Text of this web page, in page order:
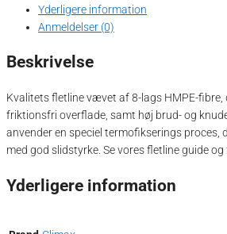
Yderligere information
Anmeldelser (0)
Beskrivelse
Kvalitets fletline vævet af 8-lags HMPE-fibre,
friktionsfri overflade, samt høj brud- og
anvender en speciel termofikserings proces,
med god slidstyrke. Se vores fletline guide og
Yderligere information